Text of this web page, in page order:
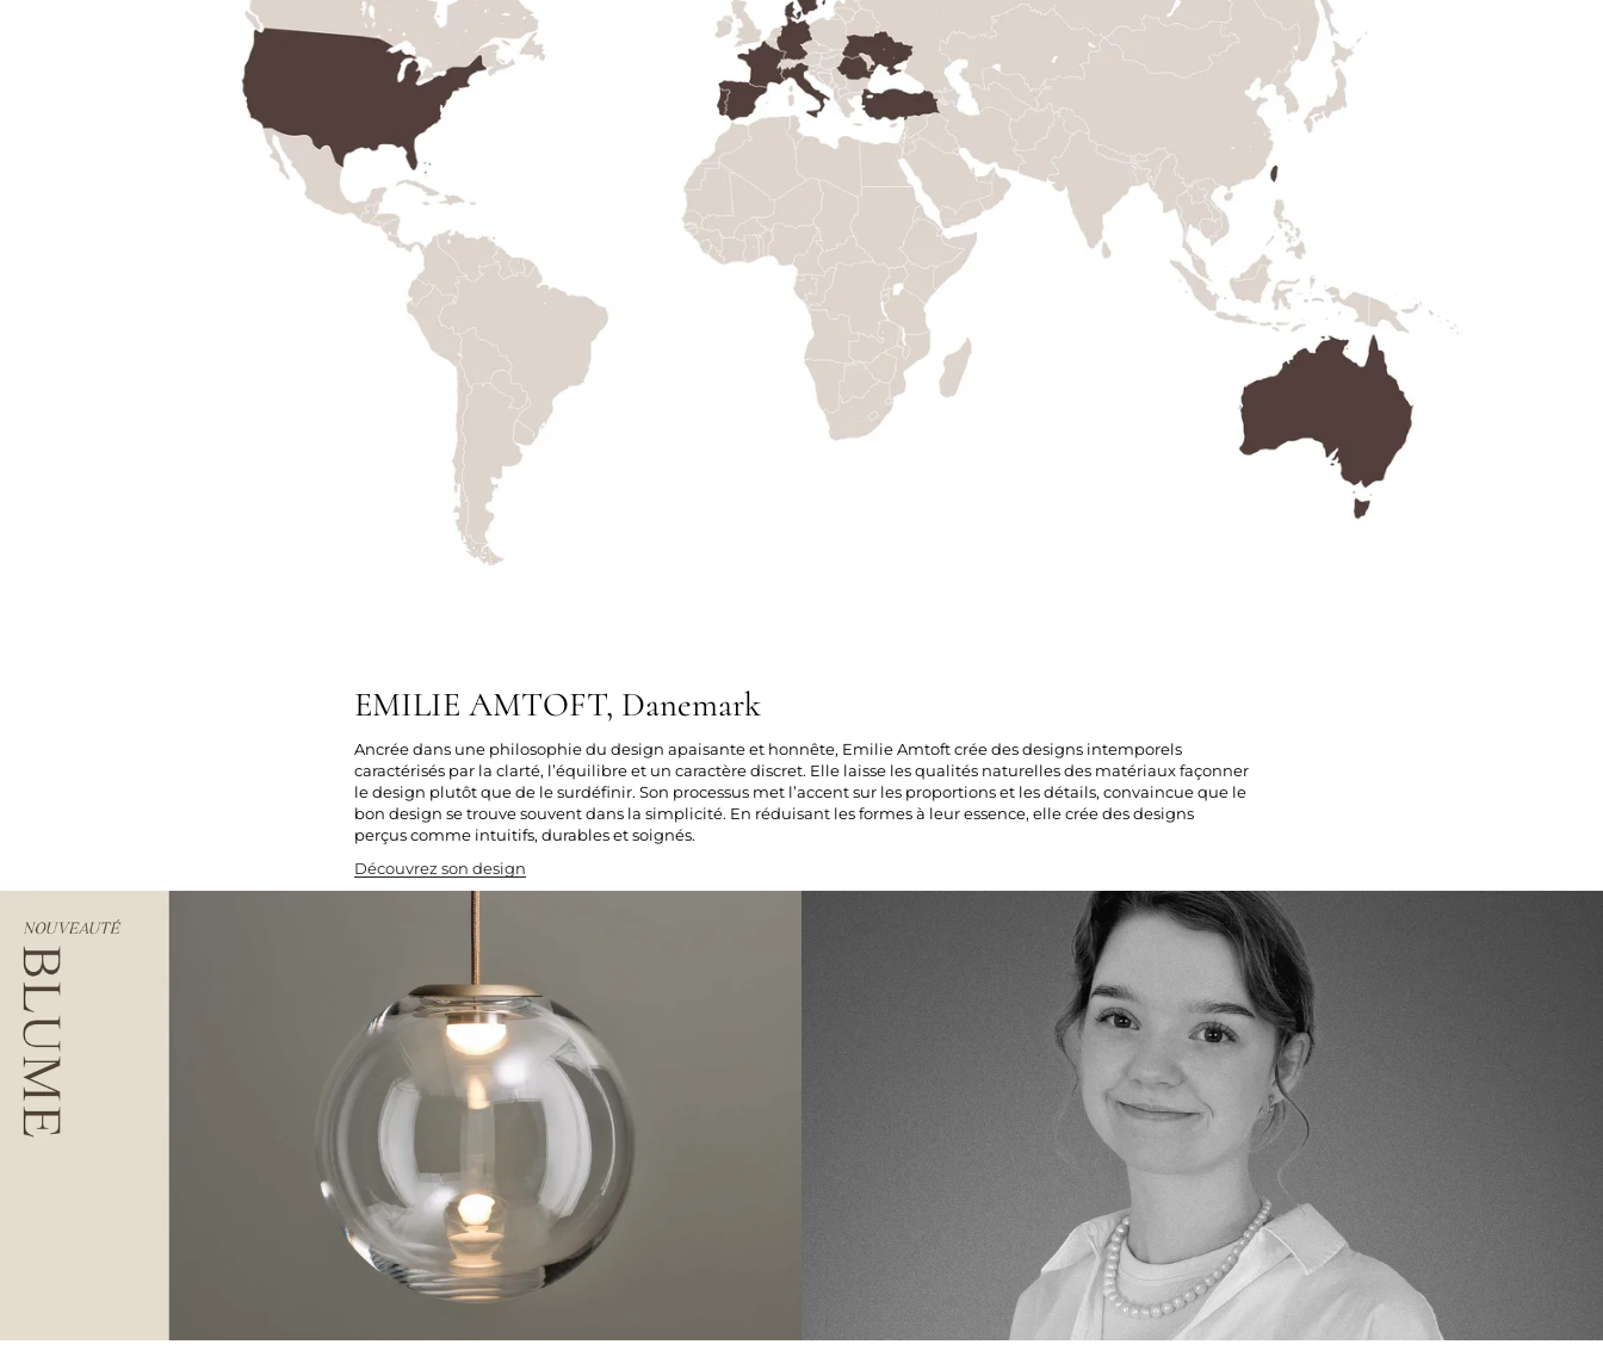
EMILIE AMTOFT, Danemark
Ancrée dans une philosophie du design apaisante et honnête, Emilie Amtoft crée des designs intemporels
caractérisés par la clarté, l’équilibre et un caractère discret. Elle laisse les qualités naturelles des matériaux façonner
le design plutôt que de le surdéfinir. Son processus met l’accent sur les proportions et les détails, convaincue que le
bon design se trouve souvent dans la simplicité. En réduisant les formes à leur essence, elle crée des designs
perçus comme intuitifs, durables et soignés.
Découvrez son design